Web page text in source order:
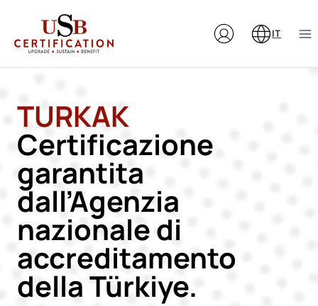
contenuto
IT
TURKAK
Certificazione
garantita
dall’Agenzia
nazionale di
accreditamento
della Türkiye.